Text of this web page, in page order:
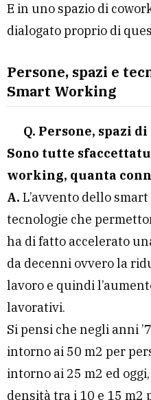
E in uno spazio di
dialogato proprio di
Persone, spazi e
Smart Working
Q. Persone, spazi
Sono tutte
working, quanta
A. L’avvento dello
tecnologie che
ha di fatto accelerato
da decenni ovvero la
lavoro e quindi
lavorativi.
Si pensi che negli anni
intorno ai 50 m2 per
intorno ai 25 m2 ed
densità tra i 10 e 15 m2